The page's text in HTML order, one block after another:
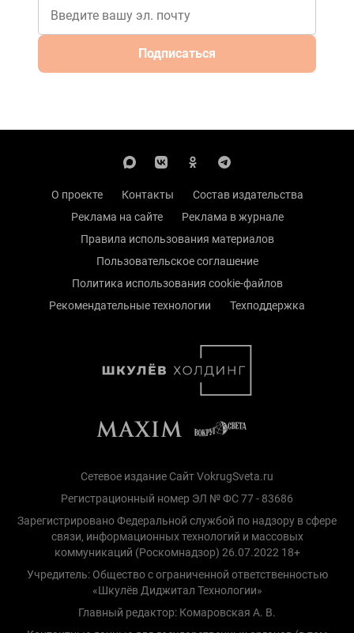
Подписаться
О проекте Контакты
Состав издательства
Реклама на сайте
Реклама в журнале
Правила использования материалов
Пользовательское соглашение
Политика использования cookie-файлов
Рекомендательные технологии
Техподдержка
Сетевое издание Сайт VokrugSveta.ru
Регистрационный номер ЭЛ № ФС 77 - 83686
Зарегистрировано Федеральной службой по надзору в сфере
связи, информационных технологий и массовых
коммуникаций (Роскомнадзор) 26.07.2022 18+
Учредитель: Общество с ограниченной ответственностью
«Шкулёв Диджитал Технологии»
Главный редактор: Комаровская А. В.